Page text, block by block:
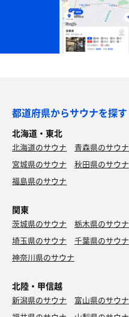
都道府県からサウナを探す
北海道・東北
北海道のサウナ 青森県のサウナ
宮城県のサウナ
秋田県のサウナ
福島県のサウナ
関東
茨城県のサウナ 栃木県のサウナ
埼玉県のサウナ
千葉県のサウナ
神奈川県のサウナ
北陸・甲信越
新潟県のサウナ 富山県のサウナ